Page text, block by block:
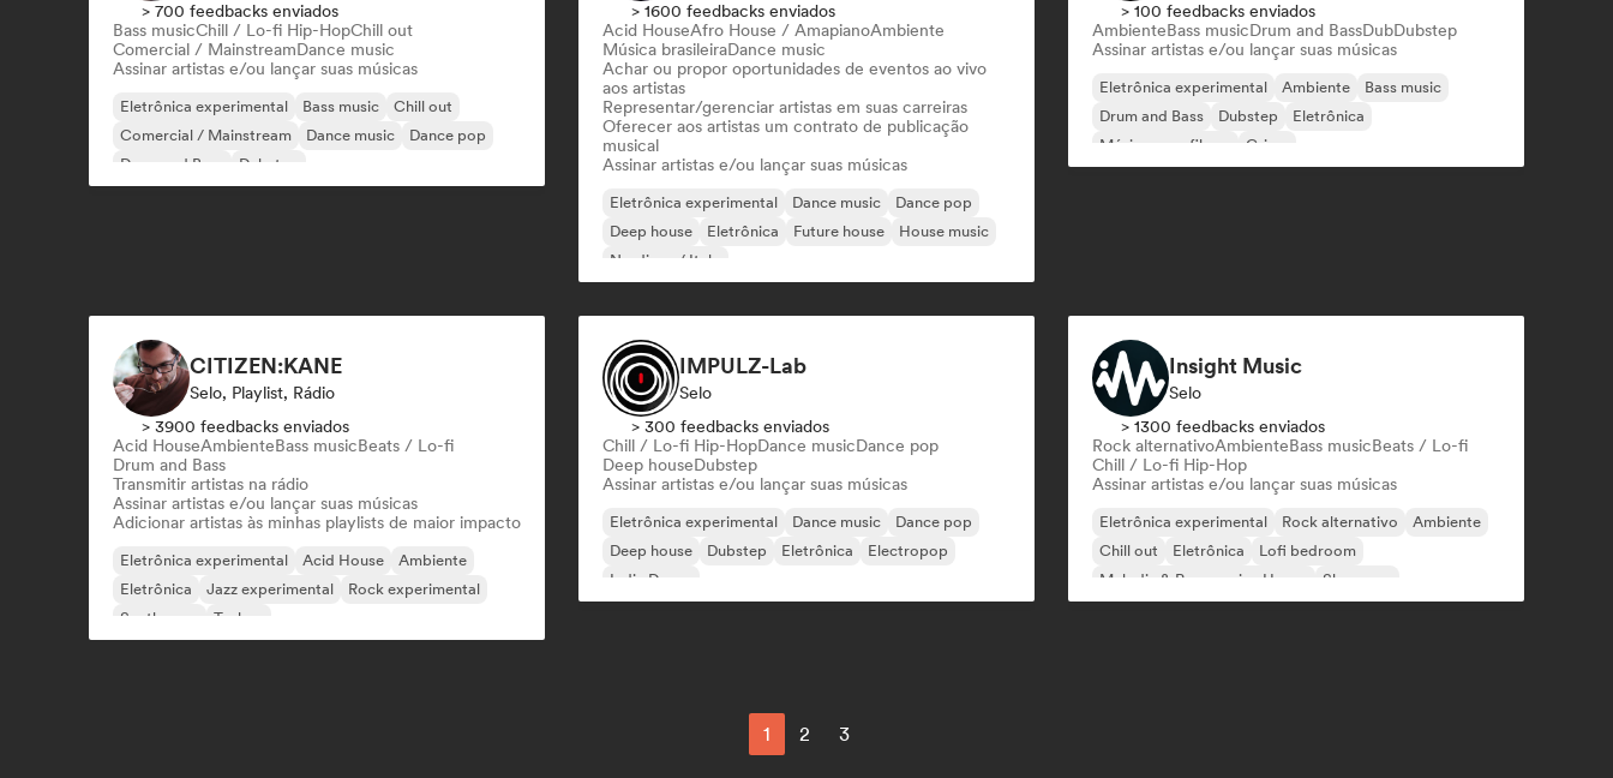
> 700 feedbacks enviados
Bass musicChill / Lo-fi Hip-HopChill out
Comercial / MainstreamDance music
Assinar artistas e/ou lançar suas músicas
Eletrônica experimental Bass music
Chill out
Comercial / Mainstream
Dance music
Dance pop
Drum and Bass
Dubstep
> 1600 feedbacks enviados
Acid HouseAfro House / AmapianoAmbiente
Música brasileiraDance music
Achar ou propor oportunidades de eventos ao vivo
aos artistas
Representar/gerenciar artistas em suas carreiras
Oferecer aos artistas um contrato de publicação
musical
Assinar artistas e/ou lançar suas músicas
Eletrônica experimental Dance music
Dance pop
Deep house
Eletrônica Future house
House music
Nu-disco / Italo
> 100 feedbacks enviados
AmbienteBass musicDrum and BassDubDubstep
Assinar artistas e/ou lançar suas músicas
Eletrônica experimental Ambiente
Bass music
Drum and Bass
Dubstep
Eletrônica
Música para filmes
Grime
CITIZEN:KANE
Selo, Playlist, Rádio
> 3900 feedbacks enviados
Acid HouseAmbienteBass musicBeats / Lo-fi
Drum and Bass
Transmitir artistas na rádio
Assinar artistas e/ou lançar suas músicas
Adicionar artistas às minhas playlists de maior impacto
Eletrônica experimental Acid House
Ambiente
Eletrônica
Jazz experimental
Rock experimental
Synthwave
Techno
IMPULZ-Lab
Selo
> 300 feedbacks enviados
Chill / Lo-fi Hip-HopDance musicDance pop
Deep houseDubstep
Assinar artistas e/ou lançar suas músicas
Eletrônica experimental Dance music
Dance pop
Deep house
Dubstep Eletrônica
Electropop
Indie Dance
Insight Music
Selo
> 1300 feedbacks enviados
Rock alternativoAmbienteBass musicBeats / Lo-fi
Chill / Lo-fi Hip-Hop
Assinar artistas e/ou lançar suas músicas
Eletrônica experimental Rock alternativo
Ambiente
Chill out
Eletrônica
Lofi bedroom
Melodic & Progressive House
Shoegaze
1 2 3